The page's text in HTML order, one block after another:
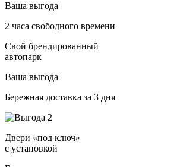
Ваша выгода
2 часа свободного времени
Свой брендированный
автопарк
Ваша выгода
Бережная доставка за 3 дня
Двери «под ключ»
с установкой